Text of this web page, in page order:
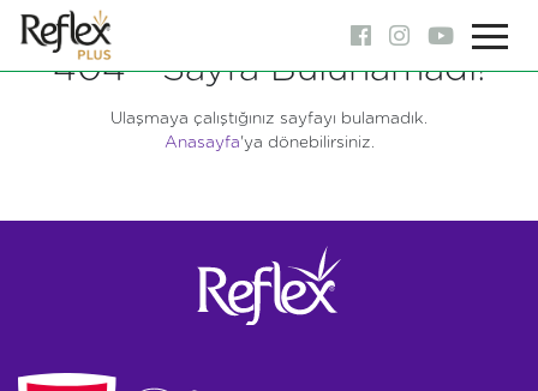
404 - Sayfa Bulunamadı!
Ulaşmaya çalıştığınız sayfayı bulamadık.
Anasayfa'ya dönebilirsiniz.